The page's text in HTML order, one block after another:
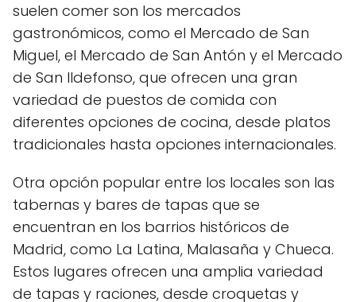
suelen comer son los mercados
gastronómicos, como el Mercado de San
Miguel, el Mercado de San Antón y el Mercado
de San Ildefonso, que ofrecen una gran
variedad de puestos de comida con
diferentes opciones de cocina, desde platos
tradicionales hasta opciones internacionales.
Otra opción popular entre los locales son las
tabernas y bares de tapas que se
encuentran en los barrios históricos de
Madrid, como La Latina, Malasaña y Chueca.
Estos lugares ofrecen una amplia variedad
de tapas y raciones, desde croquetas y